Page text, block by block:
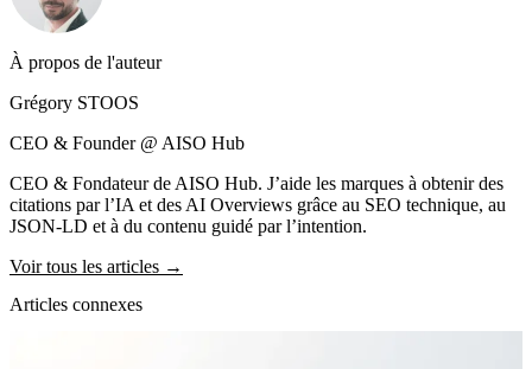
À propos de l'auteur
Grégory STOOS
CEO & Founder @ AISO Hub
CEO & Fondateur de AISO Hub. J’aide les marques à obtenir des
citations par l’IA et des AI Overviews grâce au SEO technique, au
JSON-LD et à du contenu guidé par l’intention.
Voir tous les articles →
Articles connexes